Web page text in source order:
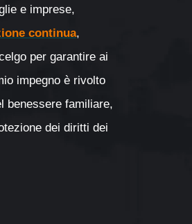
e imprese,
continua,
per garantire ai
impegno è rivolto
benessere familiare,
dei diritti dei